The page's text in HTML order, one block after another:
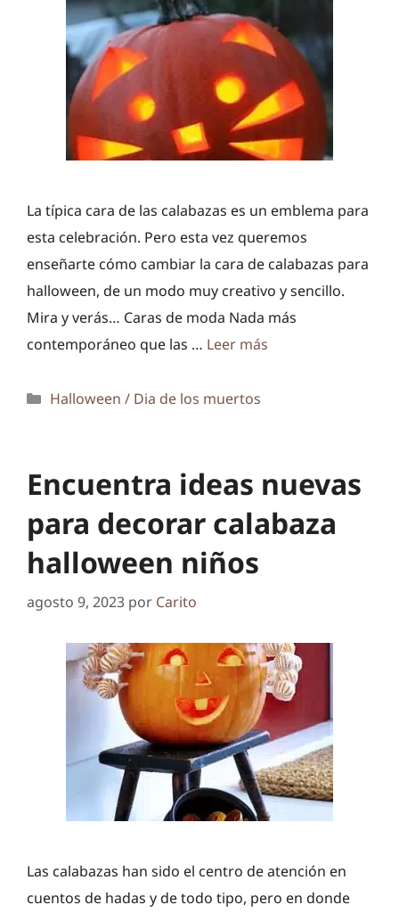
La típica cara de las calabazas es un emblema para
esta celebración. Pero esta vez queremos
enseñarte cómo cambiar la cara de calabazas para
halloween, de un modo muy creativo y sencillo.
Mira y verás… Caras de moda Nada más
contemporáneo que las … Leer más
Categorías
Halloween / Dia de los muertos
Encuentra ideas nuevas
para decorar calabaza
halloween niños
agosto 9, 2023 por Carito
Las calabazas han sido el centro de atención en
cuentos de hadas y de todo tipo, pero en donde